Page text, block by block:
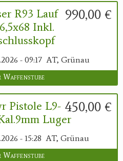
990,00 €
R93 Lauf
Inkl.
- 09:17 AT, Grünau
450,00 €
Pistole L9-
Luger
- 15:28 AT, Grünau